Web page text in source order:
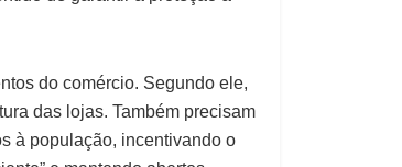
do comércio. Segundo ele,
das lojas. Também precisam
à população, incentivando o